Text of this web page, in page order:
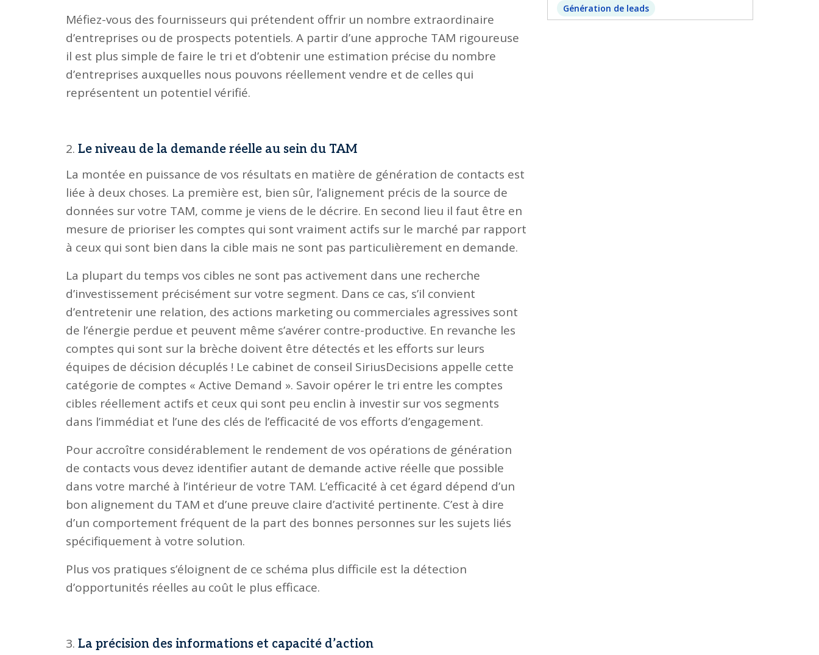
Méfiez-vous des fournisseurs qui prétendent offrir un nombre extraordinaire
d’entreprises ou de prospects potentiels. A partir d’une approche TAM rigoureuse
il est plus simple de faire le tri et d’obtenir une estimation précise du nombre
d’entreprises auxquelles nous pouvons réellement vendre et de celles qui
représentent un potentiel vérifié.
Le niveau de la demande réelle au sein du TAM
La montée en puissance de vos résultats en matière de génération de contacts est
liée à deux choses. La première est, bien sûr, l’alignement précis de la source de
données sur votre TAM, comme je viens de le décrire. En second lieu il faut être en
mesure de prioriser les comptes qui sont vraiment actifs sur le marché par rapport
à ceux qui sont bien dans la cible mais ne sont pas particulièrement en demande.
La plupart du temps vos cibles ne sont pas activement dans une recherche
d’investissement précisément sur votre segment. Dans ce cas, s’il convient
d’entretenir une relation, des actions marketing ou commerciales agressives sont
de l’énergie perdue et peuvent même s’avérer contre-productive. En revanche les
comptes qui sont sur la brèche doivent être détectés et les efforts sur leurs
équipes de décision décuplés ! Le cabinet de conseil SiriusDecisions appelle cette
catégorie de comptes « Active Demand ». Savoir opérer le tri entre les comptes
cibles réellement actifs et ceux qui sont peu enclin à investir sur vos segments
dans l’immédiat et l’une des clés de l’efficacité de vos efforts d’engagement.
Pour accroître considérablement le rendement de vos opérations de génération
de contacts vous devez identifier autant de demande active réelle que possible
dans votre marché à l’intérieur de votre TAM. L’efficacité à cet égard dépend d’un
bon alignement du TAM et d’une preuve claire d’activité pertinente. C’est à dire
d’un comportement fréquent de la part des bonnes personnes sur les sujets liés
spécifiquement à votre solution.
Plus vos pratiques s’éloignent de ce schéma plus difficile est la détection
d’opportunités réelles au coût le plus efficace.
La précision des informations et capacité d’action
Génération de leads